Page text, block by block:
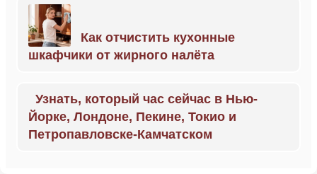
Как отчистить кухонные
шкафчики от жирного налёта
Узнать, который час сейчас в Нью-
Йорке, Лондоне, Пекине, Токио и
Петропавловске-Камчатском